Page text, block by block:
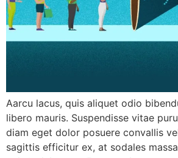
Aarcu lacus, quis aliquet odio
libero mauris. Suspendisse vitae
diam eget dolor posuere convallis
sagittis efficitur ex, at sodales